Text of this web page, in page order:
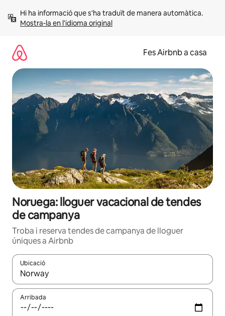
Mostra-la en l'idioma original
Fes Airbnb a casa
Noruega: lloguer vacacional de tendes
de campanya
Troba i reserva tendes de campanya de lloguer
úniques a Airbnb
Ubicació
Quan els resultats estiguin disponibles, podràs navegar-hi a
Arribada